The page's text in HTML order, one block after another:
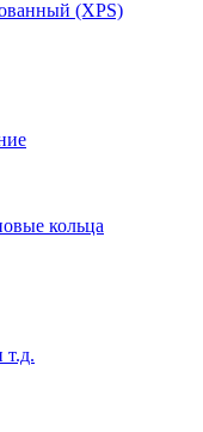
(XPS)
кольца
т.д.